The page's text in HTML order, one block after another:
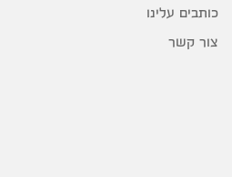
כותבים עלינו
צור קשר